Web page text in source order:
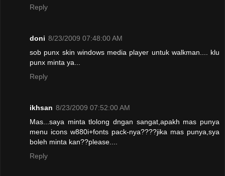
Reply
doni 8/23/2009 07:48:00 AM
sob punx skin windows media player untuk walkman.... klu
punx minta ya...
Reply
ikhsan 8/23/2009 07:52:00 AM
Mas...saya minta tlolong dngan sangat,apakh mas punya
menu icons w880i+fonts pack-nya????jika mas punya,sya
boleh minta kan??please....
Reply